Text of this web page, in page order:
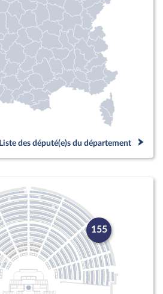
Liste des député(e)s du département
155